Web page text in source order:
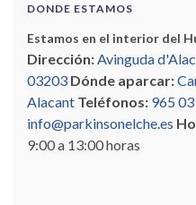
DONDE ESTAMOS
Estamos en el interior del
Dirección:Avinguda
03203 Dónde aparcar:
Alacant Teléfonos: 965
info@parkinsonelche.es
9:00 a 13:00 horas